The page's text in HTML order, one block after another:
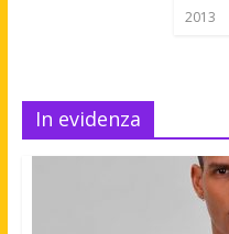
2013
In evidenza